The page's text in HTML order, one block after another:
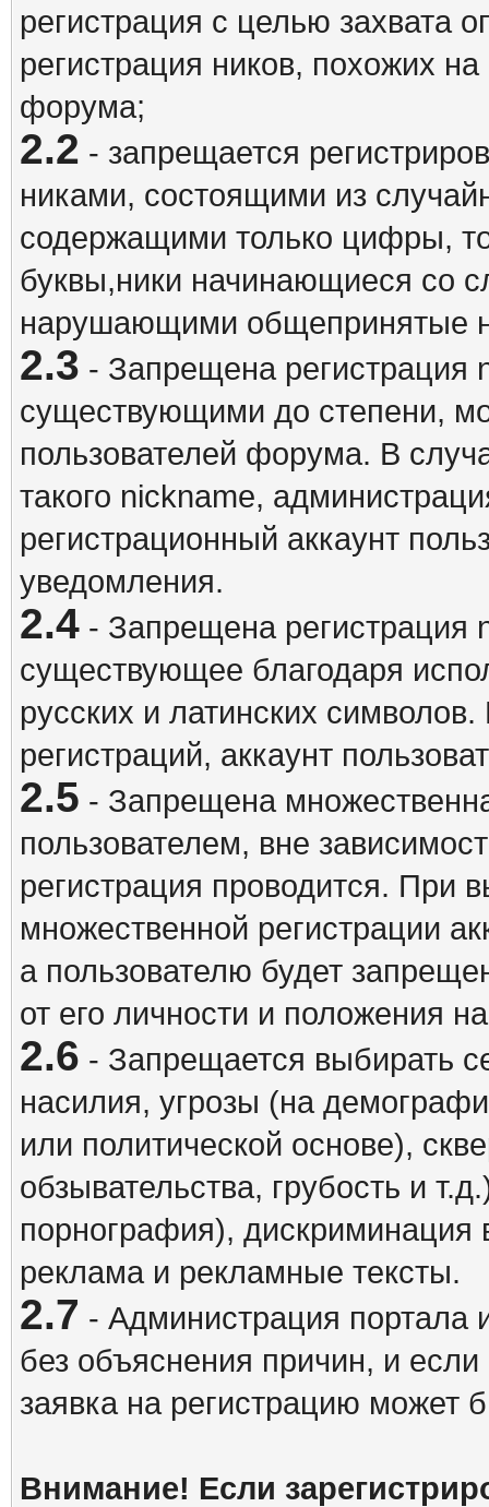
регистрация с целью захвата
регистрация ников, похожих
форума;
2.2 - запрещается
никами, состоящими из
содержащими только цифры,
буквы,ники начинающиеся со
нарушающими общепринятые
2.3 - Запрещена регистрация
существующими до степени,
пользователей форума. В
такого nickname,
регистрационный аккаунт
уведомления.
2.4- Запрещена регистрация
существующее благодаря
русских и латинских
регистраций, аккаунт
2.5 - Запрещена
пользователем, вне
регистрация проводится. При
множественной регистрации
а пользователю будет
от его личности и положения
2.6 - Запрещается выбирать
насилия, угрозы (на
или политической основе),
обзывательства, грубость и
порнография),
реклама и рекламные тексты.
2.7 - Администрация портала
без объяснения причин, и
заявка на регистрацию может
Внимание! Если